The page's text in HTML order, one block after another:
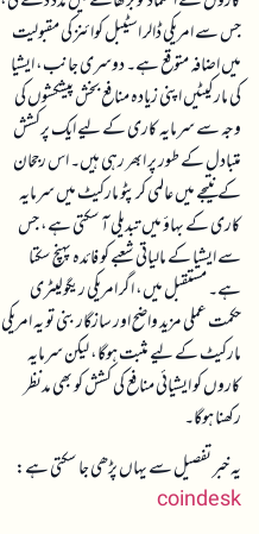
جس سے امریکی ڈالر اسٹیبل کوائنز کی مقبولیت
میں اضافہ متوقع ہے۔ دوسری جانب، ایشیا
کی مارکیٹیں اپنی زیادہ منافع بخش پیشکشوں کی
وجہ سے سرمایہ کاری کے لیے ایک پرکشش
متبادل کے طور پر ابھر رہی ہیں۔ اس رجحان
کے نتیجے میں عالمی کرپٹو مارکیٹ میں سرمایہ
کاری کے بہاؤ میں تبدیلی آ سکتی ہے، جس
سے ایشیا کے مالیاتی شعبے کو فائدہ پہنچ سکتا
ہے۔ مستقبل میں، اگر امریکی ریگولیٹری
حکمت عملی مزید واضح اور سازگار بنی تو یہ امریکی
مارکیٹ کے لیے مثبت ہوگا، لیکن سرمایہ
کاروں کو ایشیائی منافع کی کشش کو بھی مدنظر
رکھنا ہوگا۔
یہ خبر تفصیل سے یہاں پڑھی جا سکتی ہے:
coindesk